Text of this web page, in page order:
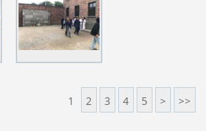
1 2 3 4 5 > >>